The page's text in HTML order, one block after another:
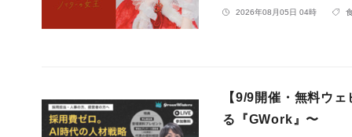
2026年08月05日 04時
【9/9開催・無料ウ
る『GWork』〜